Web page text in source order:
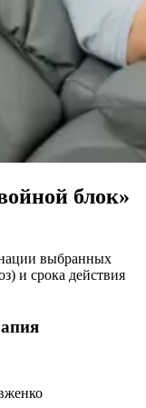
блок»
выбранных
и срока действия